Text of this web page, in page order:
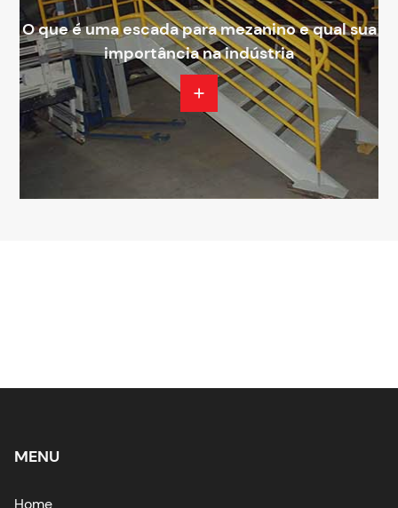
O que é uma escada para mezanino e qual sua
importância na indústria
MENU
Home